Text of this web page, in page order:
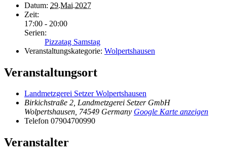
Datum: 29.Mai.2027
Zeit:
17:00 - 20:00
Serien:
Pizzatag Samstag
Veranstaltungskategorie: Wolpertshausen
Veranstaltungsort
Landmetzgerei Setzer Wolpertshausen
Birkichstraße 2, Landmetzgerei Setzer GmbH
Wolpertshausen, 74549 Germany Google Karte anzeigen
Telefon 07904700990
Veranstalter